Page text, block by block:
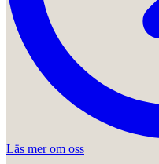
Läs mer om oss